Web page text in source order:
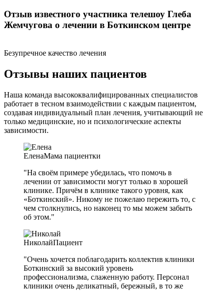
Отзыв известного участника телешоу Глеба
Жемчугова о лечении в Боткинском центре
Безупречное качество лечения
Отзывы наших пациентов
Наша команда высококвалифицированных специалистов
работает в тесном взаимодействии с каждым пациентом,
создавая индивидуальный план лечения, учитывающий не
только медицинские, но и психологические аспекты
зависимости.
ЕленаМама пациентки
"На своём примере убедилась, что помочь в
лечении от зависимости могут только в хорошей
клинике. Причём в клинике такого уровня, как
«Боткинский». Никому не пожелаю пережить то, с
чем столкнулись, но наконец то мы можем забыть
об этом."
НиколайПациент
"Очень хочется поблагодарить коллектив клиники
Боткинский за высокий уровень
профессионализма, слаженную работу. Персонал
клиники очень деликатный, бережный, в то же